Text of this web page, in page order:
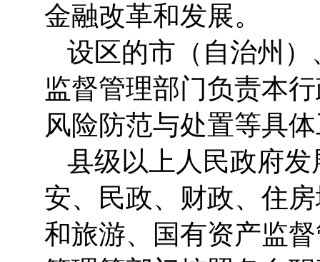
金融改革和发展。
设区的市（自治州
监督管理部门负责本
风险防范与处置等具
县级以上人民政府
安、民政、财政、住
和旅游、国有资产监